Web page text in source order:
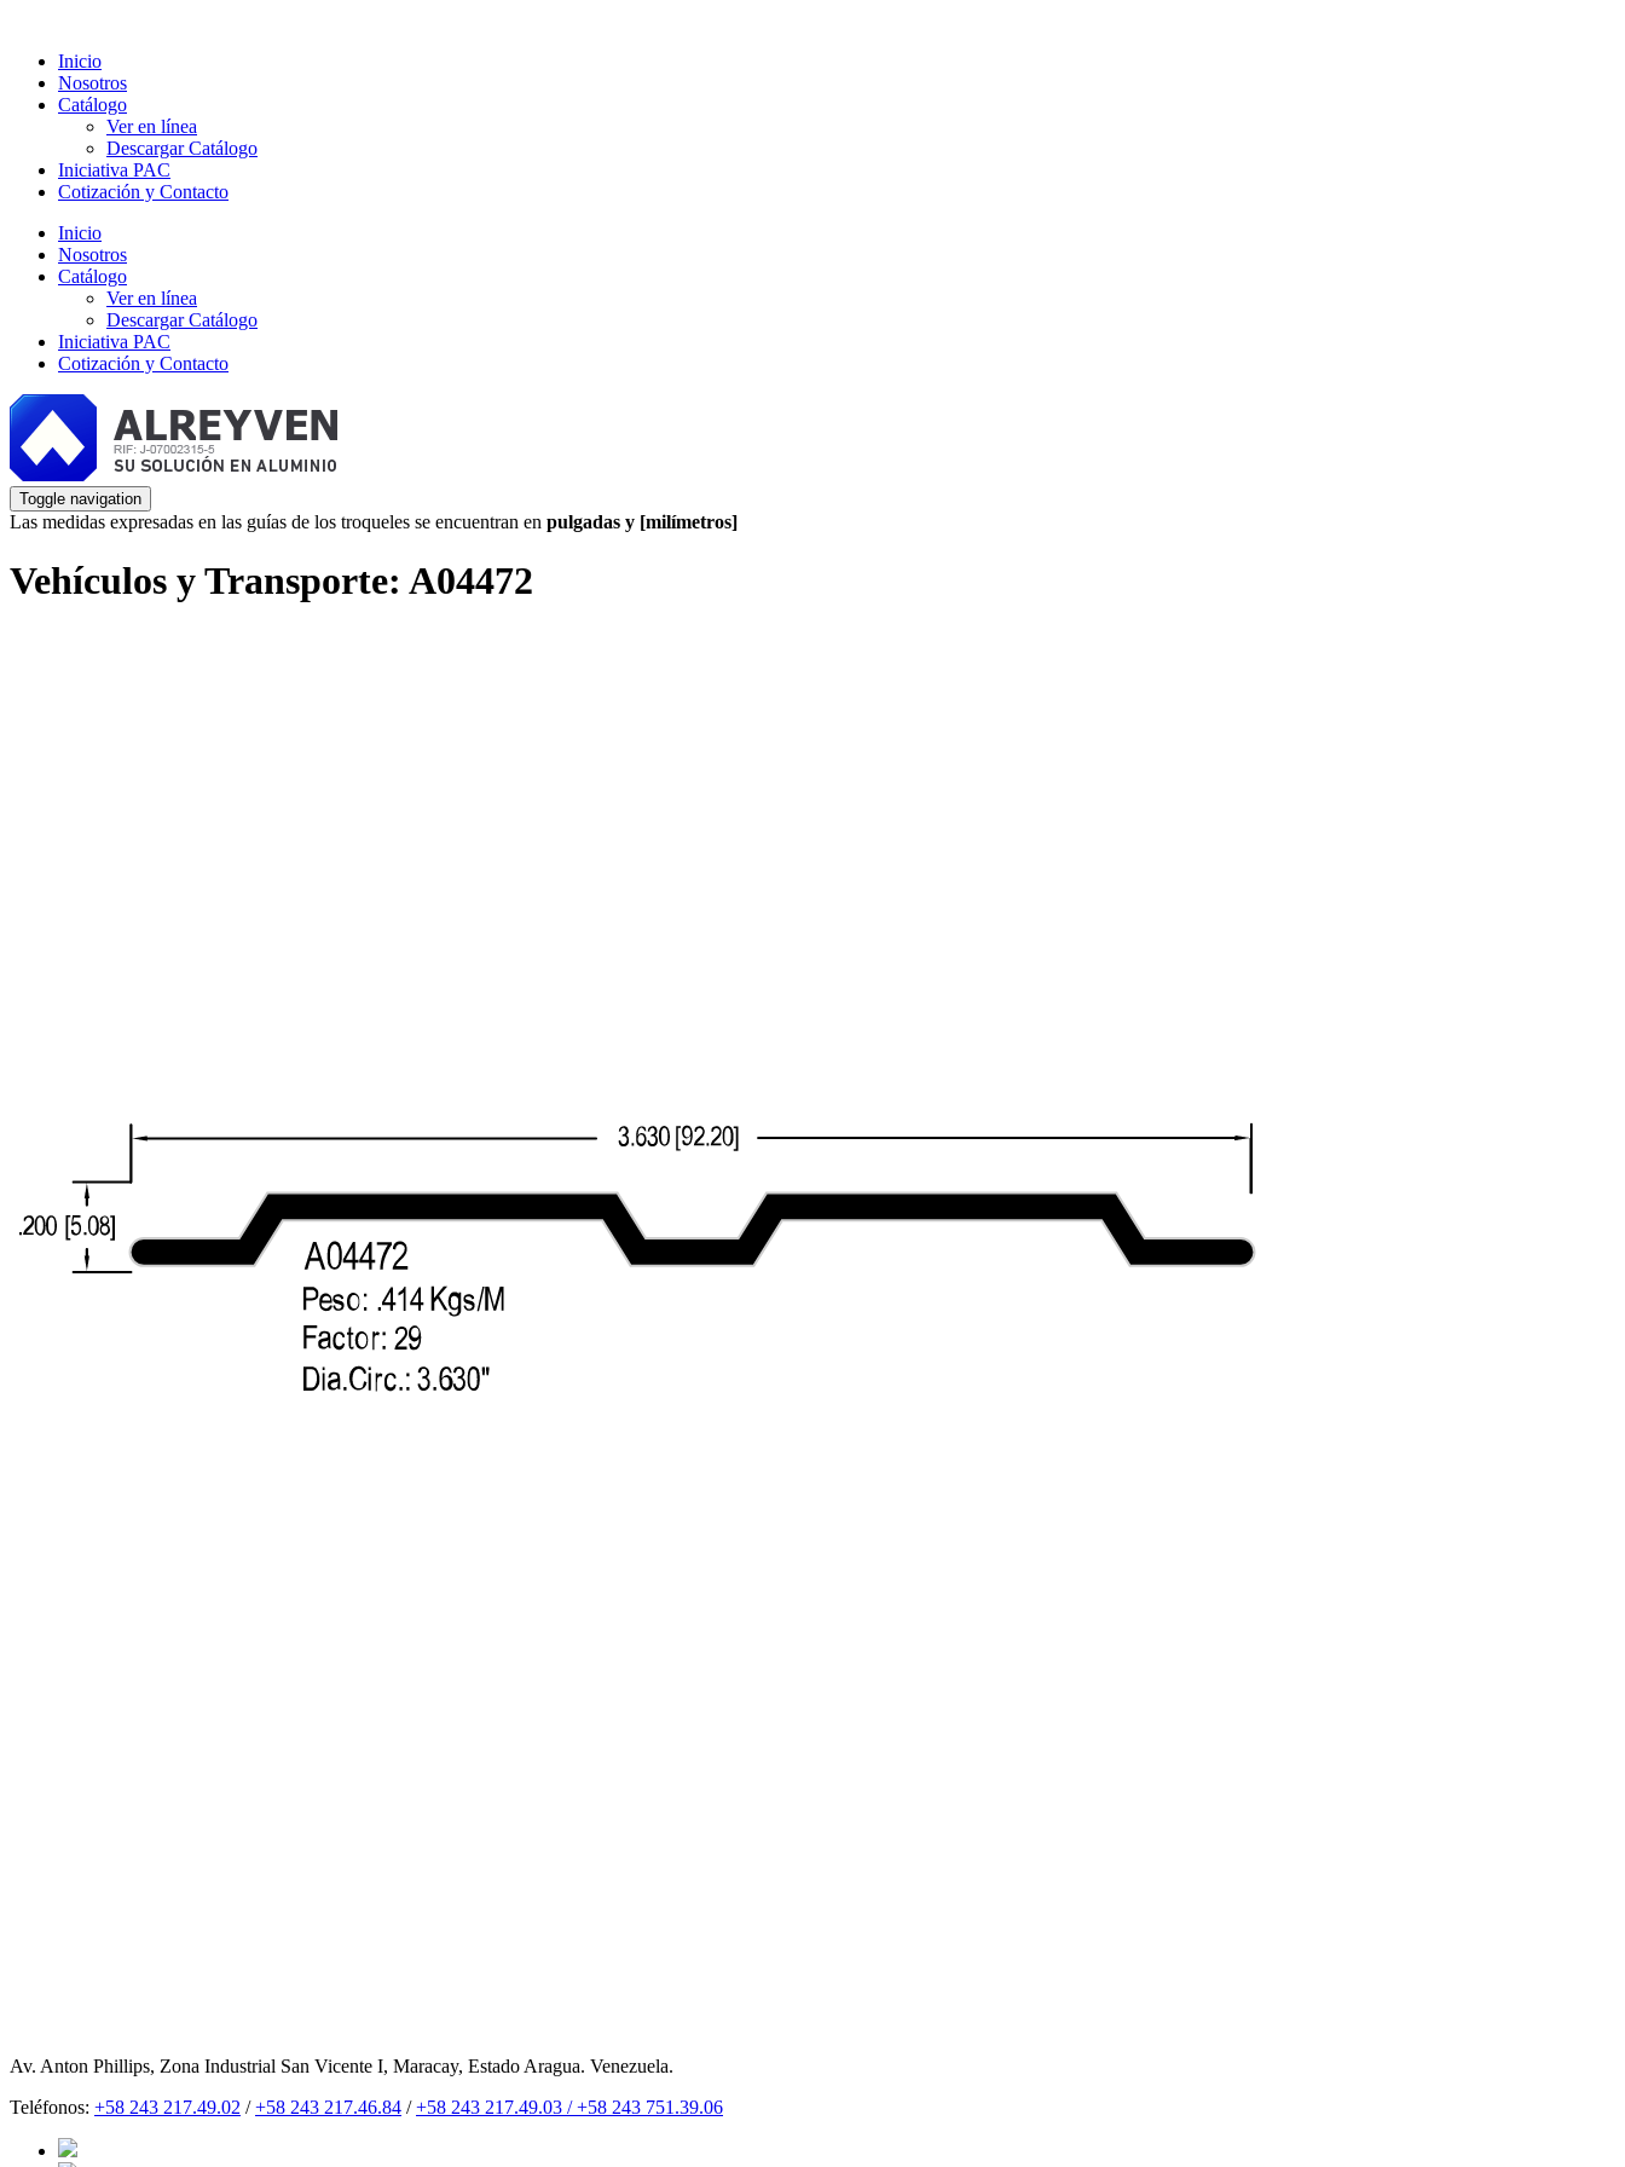
Inicio
Nosotros
Catálogo
Ver en línea
Descargar Catálogo
Iniciativa PAC
Cotización y Contacto
Inicio
Nosotros
Catálogo
Ver en línea
Descargar Catálogo
Iniciativa PAC
Cotización y Contacto
Toggle navigation
Las medidas expresadas en las guías de los troqueles se encuentran en pulgadas y [milímetros]
Vehículos y Transporte: A04472
Av. Anton Phillips, Zona Industrial San Vicente I, Maracay, Estado Aragua. Venezuela.
Teléfonos: +58 243 217.49.02 /+58 243 217.46.84 /+58 243 217.49.03 /+58 243 751.39.06